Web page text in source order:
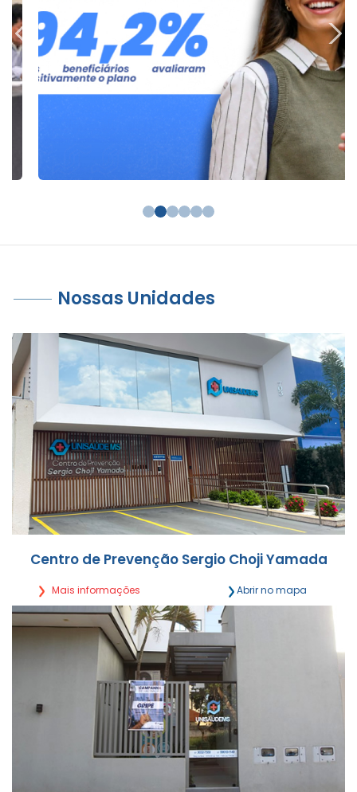
Nossas Unidades
Centro de Prevenção Sergio Choji Yamada
Mais informações Abrir no mapa
Rua Rui Barbosa, 703 Centro - Campo Grande/MS
Segunda a Sexta, das 7h às 21h
(67) 3027-0503 | (67) 9 9895-4514
Detalhes